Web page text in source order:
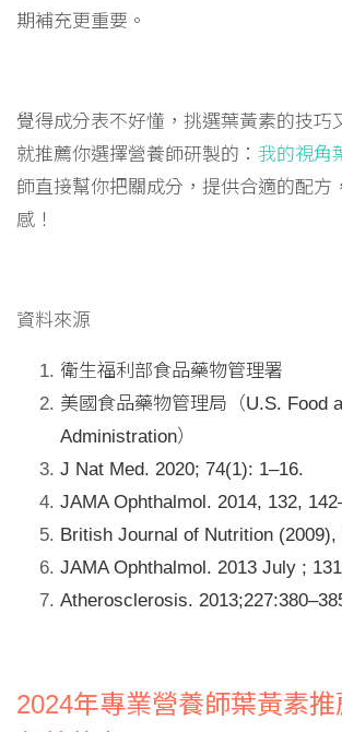
期補充更重要。
覺得成分表不好懂，挑選葉黃素的技巧
就推薦你選擇營養師研製的： 我的視角
師直接幫你把關成分，提供合適的配方
感！
資料來源
衛生福利部食品藥物管理署
美國食品藥物管理局（U.S. Food
Administration）
J Nat Med. 2020; 74(1): 1–16.
JAMA Ophthalmol. 2014, 132,
British Journal of Nutrition (2009),
JAMA Ophthalmol. 2013 July ;
Atherosclerosis.
2024年專業營養師葉黃素